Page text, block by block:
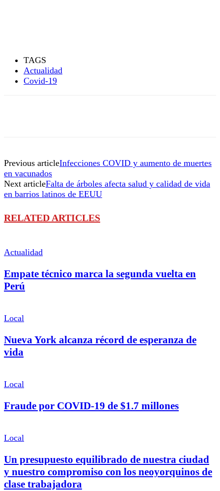
TAGS
Actualidad
Covid-19
Previous articleInfecciones COVID y aumento de muertes
en vacunados
Next articleFalta de árboles afecta salud y calidad de vida
en barrios latinos de EEUU
RELATED ARTICLES
Actualidad
Empate técnico marca la segunda vuelta en
Perú
Local
Nueva York alcanza récord de esperanza de
vida
Local
Fraude por COVID-19 de $1.7 millones
Local
Un presupuesto equilibrado de nuestra ciudad
y nuestro compromiso con los neoyorquinos de
clase trabajadora